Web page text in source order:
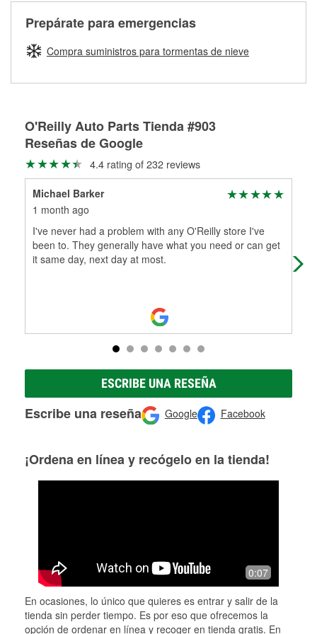
Más información sobre el Programa de Préstamo de
Herramientas de O'Reilly
adecuados para que te construyamos una nueva. O'Reilly
Auto Parts tiene las mangueras y los acoples adecuados
para reparar el sistema hidráulico de tu maquinaria
agrícola o de construcción.
de O'Reilly
realizar una reparación completa de frenos. Cuando
traigas tus partes de frenos, nuestros profesionales
medirán tus tambores o discos para determinar si pueden
ser rectificados con seguridad. Si tus tambores o discos no
partes de reemplazo correctas para tu reparación.
Prepárate para emergencias
Compra suministros para tormentas de nieve
O'Reilly Auto Parts Tienda #903
Reseñas de Google
4.4 rating of 232 reviews
Michael Barker
1 month ago
I've never had a problem with any O'Reilly store I've
been to. They generally have what you need or can get
it same day, next day at most.
ESCRIBE UNA RESEÑA
Escribe una reseña Google Facebook
¡Ordena en línea y recógelo en la tienda!
0:07
En ocasiones, lo único que quieres es entrar y salir de la
tienda sin perder tiempo. Es por eso que ofrecemos la
opción de ordenar en línea y recoger en tienda gratis. En